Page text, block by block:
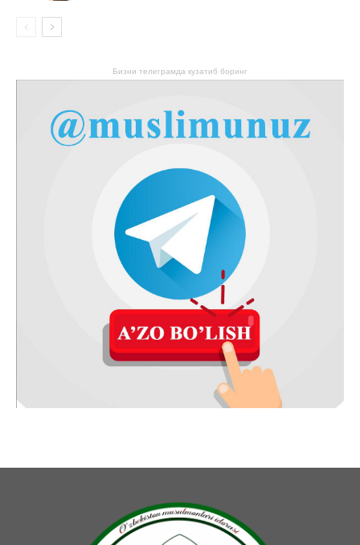
Бизни телеграмда кузатиб боринг